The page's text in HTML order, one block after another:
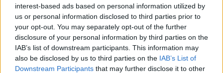
interest-based ads based on personal information utilized by
us or personal information disclosed to third parties prior to
your opt-out. You may separately opt-out of the further
disclosure of your personal information by third parties on the
IAB’s list of downstream participants. This information may
also be disclosed by us to third parties on the IAB’s List of
Downstream Participants that may further disclose it to other
Η κλιματική αλλαγή το 2020 κόστισε 210 δισ.
δολ. στον πλανήτη
09.01.2021 14:29
Μαρία
Ευσταθίου